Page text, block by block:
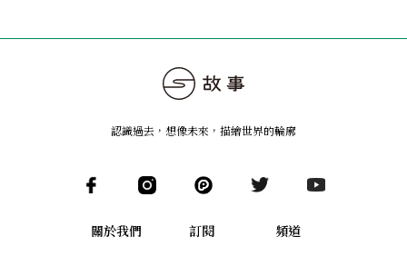
認識過去，想像未來 ， 描繪世界的輪廓
關於我們 訂閱 頻道